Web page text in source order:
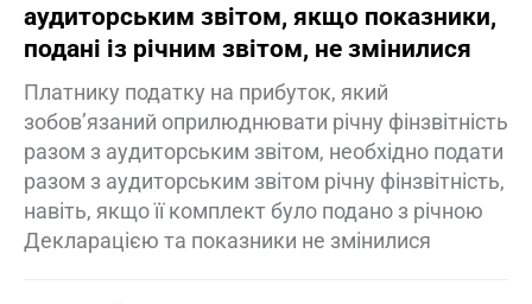
аудиторським звітом, якщо показники,
подані із річним звітом, не змінилися
Платнику податку на прибуток, який
зобов’язаний оприлюднювати річну фінзвітність
разом з аудиторським звітом, необхідно подати
разом з аудиторським звітом річну фінзвітність,
навіть, якщо її комплект було подано з річною
Декларацією та показники не змінилися